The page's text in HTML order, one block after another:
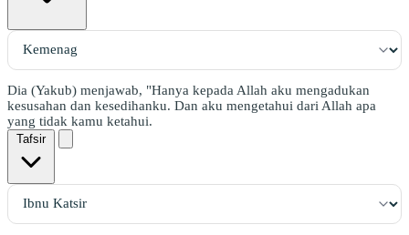
Dia (Yakub) menjawab, "Hanya kepada Allah aku mengadukan
kesusahan dan kesedihanku. Dan aku mengetahui dari Allah apa
yang tidak kamu ketahui.
Tafsir